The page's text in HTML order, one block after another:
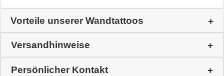
Vorteile unserer Wandtattoos
Versandhinweise
Persönlicher Kontakt